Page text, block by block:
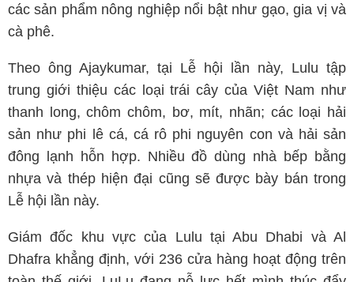
các sản phẩm nông nghiệp nổi bật như gạo, gia vị và
cà phê.
Theo ông Ajaykumar, tại Lễ hội lần này, Lulu tập
trung giới thiệu các loại trái cây của Việt Nam như
thanh long, chôm chôm, bơ, mít, nhãn; các loại hải
sản như phi lê cá, cá rô phi nguyên con và hải sản
đông lạnh hỗn hợp. Nhiều đồ dùng nhà bếp bằng
nhựa và thép hiện đại cũng sẽ được bày bán trong
Lễ hội lần này.
Giám đốc khu vực của Lulu tại Abu Dhabi và Al
Dhafra khẳng định, với 236 cửa hàng hoạt động trên